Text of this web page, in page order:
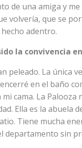
de una amiga y
volvería, que se
adentro.
la convivencia
peleado. La única
en el baño
cama. La
Ella es la abuela
Tiene mucha
departamento sin